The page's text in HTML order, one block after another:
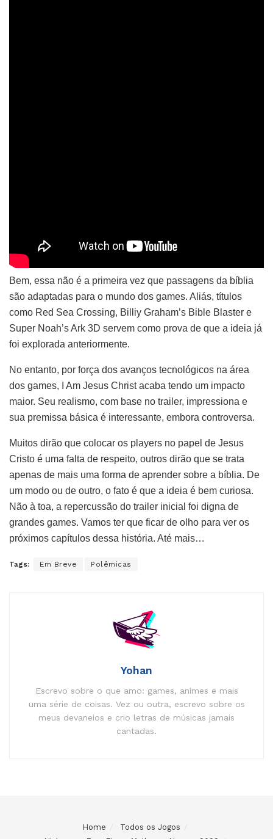
Bem, essa não é a primeira vez que passagens da bíblia
são adaptadas para o mundo dos games. Aliás, títulos
como Red Sea Crossing, Billiy Graham’s Bible Blaster e
Super Noah’s Ark 3D servem como prova de que a ideia já
foi explorada anteriormente.
No entanto, por força dos avanços tecnológicos na área
dos games, I Am Jesus Christ acaba tendo um impacto
maior. Seu realismo, com base no trailer, impressiona e
sua premissa básica é interessante, embora controversa.
Muitos dirão que colocar os players no papel de Jesus
Cristo é uma falta de respeito, outros dirão que se trata
apenas de mais uma forma de aprender sobre a bíblia. De
um modo ou de outro, o fato é que a ideia é bem curiosa.
Não à toa, a repercussão do trailer inicial foi digna de
grandes games. Vamos ter que ficar de olho para ver os
próximos capítulos dessa história. Até mais…
Tags: Em Breve Polêmicas
Yohan
Escrevo sobre o que amo: games, animes e mais
uma série de coisas. Vez ou outra, escrevo sobre os
meus devaneios e crio letras de músicas jamais
cantadas.
Home
Todos os Jogos